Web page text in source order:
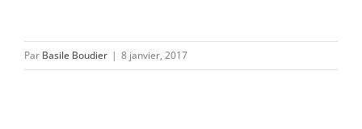
L’ASSOCIATION
Par Basile Boudier | 8 janvier, 2017